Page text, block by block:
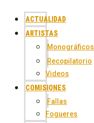
ACTUALIDAD
ARTISTAS
Monográficos
Recopilatorio
Videos
COMISIONES
Fallas
Fogueres